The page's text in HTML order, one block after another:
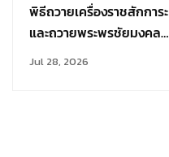
พิธีถวายเครื่องราชสักการะ
และถวายพระพรชัยมงคล
เนื่องในวันเฉลิม
Jul 28, 2026